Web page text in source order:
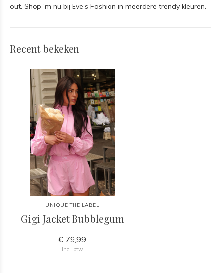
out. Shop ‘m nu bij Eve’s Fashion in meerdere trendy kleuren.
Recent bekeken
UNIQUE THE LABEL
Gigi Jacket Bubblegum
€ 79,99
Incl. btw